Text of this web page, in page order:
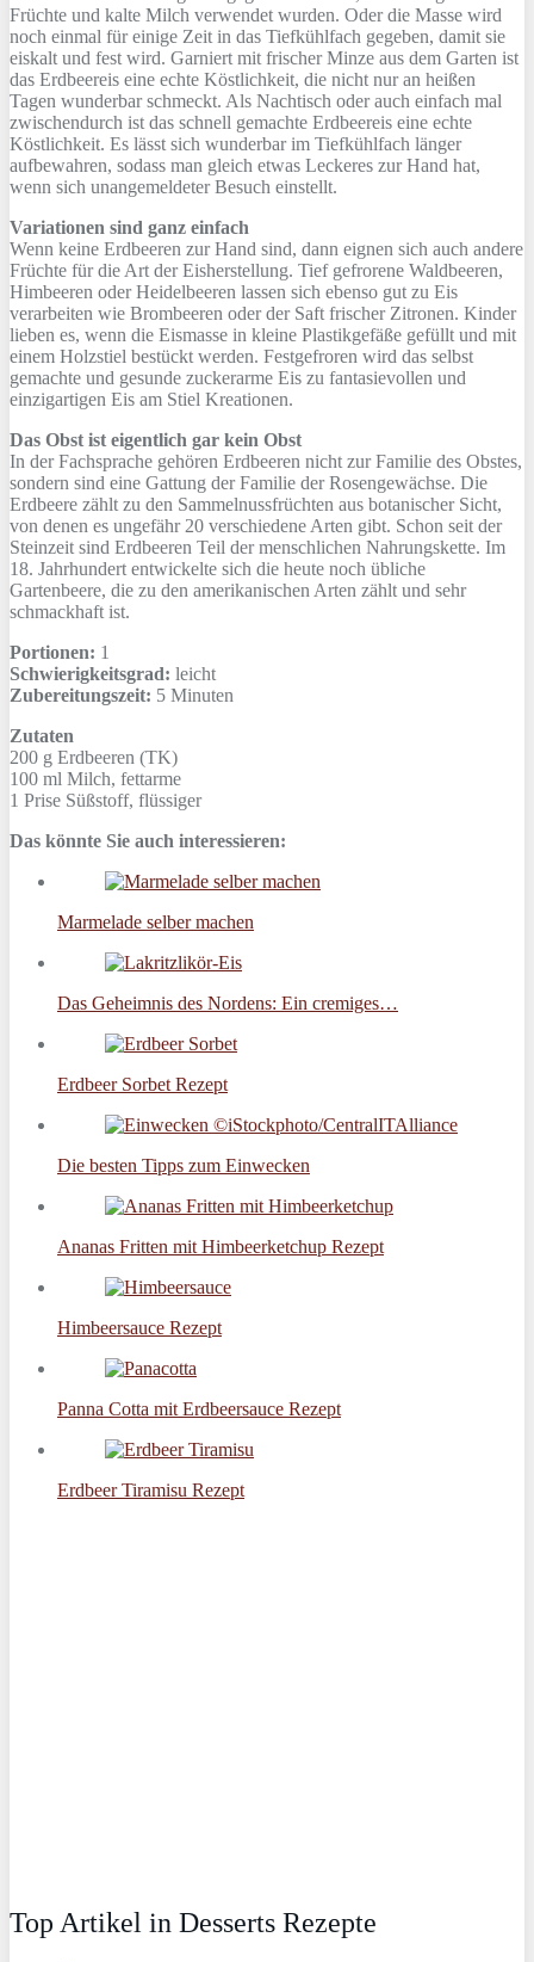
Früchte und kalte Milch verwendet wurden. Oder die Masse wird
noch einmal für einige Zeit in das Tiefkühlfach gegeben, damit sie
eiskalt und fest wird. Garniert mit frischer Minze aus dem Garten ist
das Erdbeereis eine echte Köstlichkeit, die nicht nur an heißen
Tagen wunderbar schmeckt. Als Nachtisch oder auch einfach mal
zwischendurch ist das schnell gemachte Erdbeereis eine echte
Köstlichkeit. Es lässt sich wunderbar im Tiefkühlfach länger
aufbewahren, sodass man gleich etwas Leckeres zur Hand hat,
wenn sich unangemeldeter Besuch einstellt.
Variationen sind ganz einfach
Wenn keine Erdbeeren zur Hand sind, dann eignen sich auch andere
Früchte für die Art der Eisherstellung. Tief gefrorene Waldbeeren,
Himbeeren oder Heidelbeeren lassen sich ebenso gut zu Eis
verarbeiten wie Brombeeren oder der Saft frischer Zitronen. Kinder
lieben es, wenn die Eismasse in kleine Plastikgefäße gefüllt und mit
einem Holzstiel bestückt werden. Festgefroren wird das selbst
gemachte und gesunde zuckerarme Eis zu fantasievollen und
einzigartigen Eis am Stiel Kreationen.
Das Obst ist eigentlich gar kein Obst
In der Fachsprache gehören Erdbeeren nicht zur Familie des Obstes,
sondern sind eine Gattung der Familie der Rosengewächse. Die
Erdbeere zählt zu den Sammelnussfrüchten aus botanischer Sicht,
von denen es ungefähr 20 verschiedene Arten gibt. Schon seit der
Steinzeit sind Erdbeeren Teil der menschlichen Nahrungskette. Im
18. Jahrhundert entwickelte sich die heute noch übliche
Gartenbeere, die zu den amerikanischen Arten zählt und sehr
schmackhaft ist.
Portionen: 1
Schwierigkeitsgrad: leicht
Zubereitungszeit: 5 Minuten
Zutaten
200 g Erdbeeren (TK)
100 ml Milch, fettarme
1 Prise Süßstoff, flüssiger
Das könnte Sie auch interessieren:
Marmelade selber machen
Das Geheimnis des Nordens: Ein cremiges…
Erdbeer Sorbet Rezept
Die besten Tipps zum Einwecken
Ananas Fritten mit Himbeerketchup Rezept
Himbeersauce Rezept
Panna Cotta mit Erdbeersauce Rezept
Erdbeer Tiramisu Rezept
Top Artikel in Desserts Rezepte